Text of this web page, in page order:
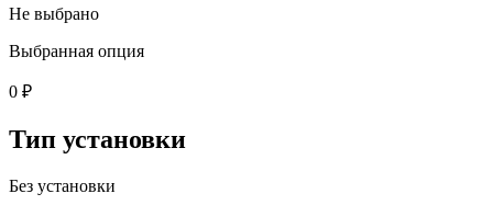
Не выбрано
Выбранная опция
0 ₽
Тип установки
Без установки